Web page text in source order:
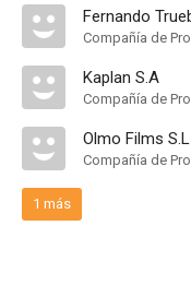
Kaplan S.A
Olmo Films S.L
1 más